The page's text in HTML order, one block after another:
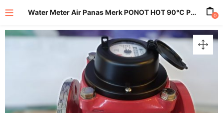
Water Meter Air Panas Merk PONOT HOT 90°C PN25 Type LXLCR DN80 mm 0